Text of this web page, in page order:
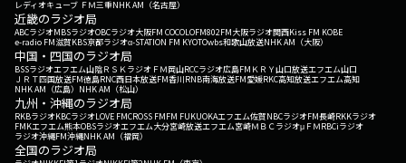
レディオキューブ ＦＭ三重NHK AM（名古屋）
近畿のラジオ局
ABCラジオMBSラジオOBCラジオ大阪FM COCOLOFM802FM大阪ラジオ関西Kiss FM KOBE
e-radio FM滋賀KBS京都ラジオα-STATION FM KYOTOwbs和歌山放送NHK AM（大阪）
中国・四国のラジオ局
BSSラジオエフエム山陰ＲＳＫラジオ ＦＭ岡山RCCラジオ広島FM ＫＲＹ山口放送エフエム山口
ＪＲＴ四国放送FM徳島RNC西日本放送FM香川RNB南海放送FM愛媛RKC高知放送エフエム高知
NHK AM（広島） NHK AM（松山）
九州・沖縄のラジオ局
RKBラジオKBCラジオLOVE FMCROSS FMFM FUKUOKAエフエム佐賀NBCラジオFM長崎RKKラジオ
FMKエフエム熊本OBSラジオエフエム大分宮崎放送エフエム宮崎ＭＢＣラジオμＦＭRBCiラジオ
ラジオ沖縄FM沖縄NHK AM（福岡）
全国のラジオ局